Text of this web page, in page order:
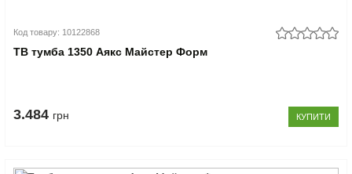
Код товару: 10122868
ТВ тумба 1350 Аякс Майстер Форм
3.484 грн КУПИТИ